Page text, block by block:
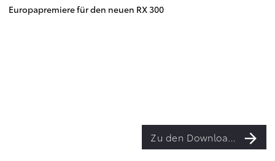
Europapremiere für den neuen RX 300
Zu den Downloads